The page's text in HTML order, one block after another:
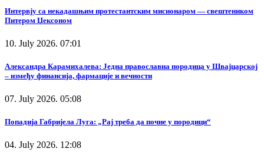
Интервју са некадашњим протестантским мисионаром — свештеником
Питером Џексоном
10. July 2026. 07:01
Александра Карамихалева: Једна православна породица у Швајцарској
– између финансија, фармације и вечности
07. July 2026. 05:08
Попадија Габријела Луга: „Рај треба да почне у породици“
04. July 2026. 12:08